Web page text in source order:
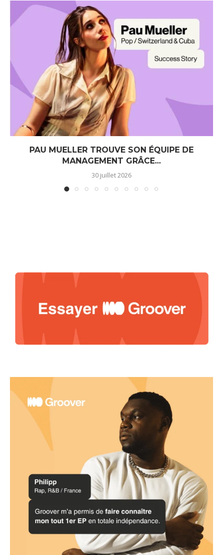
PAU MUELLER TROUVE SON ÉQUIPE DE
MANAGEMENT GRÂCE...
30 juillet 2026